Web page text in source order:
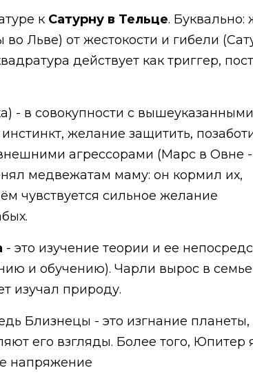
к Сатурну в Тельце. Буквально:
Льве) от жестокости и гибели
действует как триггер,
- в совокупности с вышеуказанными
желание защитить,
агрессорами (Марс в Овне -
медвежатам маму: он кормил их,
чувствуется сильное желание
- это изучение теории и ее
и обучению). Чарли вырос в семье
изучал природу.
Близнецы - это изгнание планеты,
его взгляды. Более того, Юпитер
напряжение